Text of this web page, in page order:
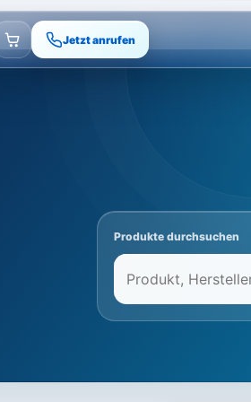
Jetzt anrufen
Produkte durchsuchen